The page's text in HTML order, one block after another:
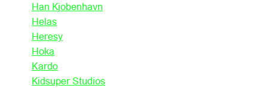
Han Kjobenhavn
Helas
Heresy
Hoka
Kardo
Kidsuper Studios